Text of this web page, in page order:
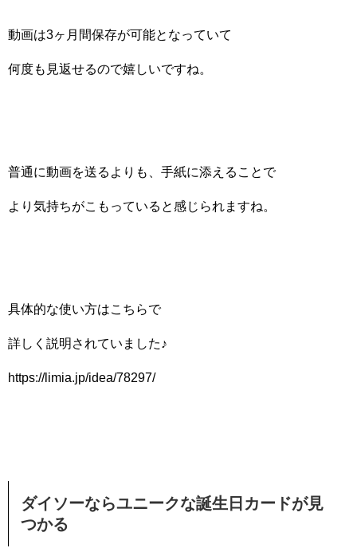
動画は3ヶ月間保存が可能となっていて
何度も見返せるので嬉しいですね。
普通に動画を送るよりも、手紙に添えることで
より気持ちがこもっていると感じられますね。
具体的な使い方はこちらで
詳しく説明されていました♪
https://limia.jp/idea/78297/
ダイソーならユニークな誕生日カードが見
つかる